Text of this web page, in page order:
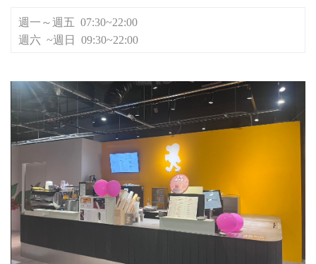
週一～週五 07:30~22:00
週六 ~週日 09:30~22:00